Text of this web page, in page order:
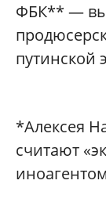
ФБК** —
путинской
*Алексея
считают